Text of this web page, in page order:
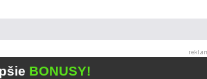
BONUSY!